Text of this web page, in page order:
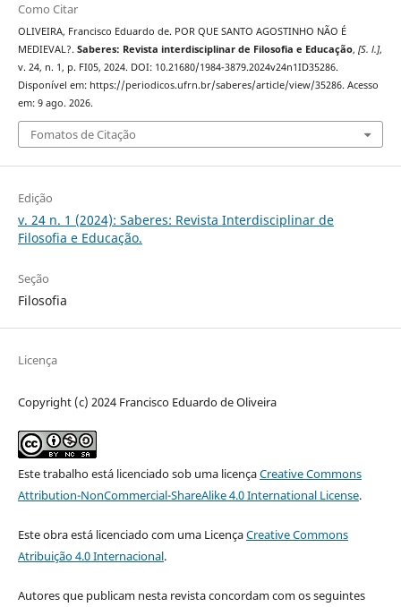
Como Citar
OLIVEIRA, Francisco Eduardo de. POR QUE SANTO AGOSTINHO NÃO É
MEDIEVAL?. Saberes: Revista interdisciplinar de Filosofia e Educação, [S. l.],
v. 24, n. 1, p. FI05, 2024. DOI: 10.21680/1984-3879.2024v24n1ID35286.
Disponível em: https://periodicos.ufrn.br/saberes/article/view/35286. Acesso
em: 9 ago. 2026.
Fomatos de Citação
Edição
v. 24 n. 1 (2024): Saberes: Revista Interdisciplinar de
Filosofia e Educação.
Seção
Filosofia
Licença
Copyright (c) 2024 Francisco Eduardo de Oliveira
Este trabalho está licenciado sob uma licençaCreative Commons
Attribution-NonCommercial-ShareAlike 4.0 International License.
Este obra está licenciado com uma LicençaCreative Commons
Atribuição 4.0 Internacional.
Autores que publicam nesta revista concordam com os seguintes